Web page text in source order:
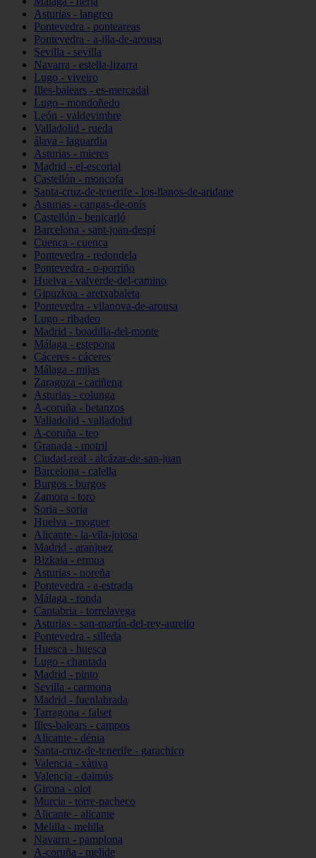
Asturias - langreo
Pontevedra - ponteareas
Pontevedra - a-illa-de-arousa
Sevilla - sevilla
Navarra - estella-lizarra
Lugo - viveiro
Illes-balears - es-mercadal
Lugo - mondoñedo
León - valdevimbre
Valladolid - rueda
álava - laguardia
Asturias - mieres
Madrid - el-escorial
Castellón - moncofa
Santa-cruz-de-tenerife - los-llanos-de-aridane
Asturias - cangas-de-onís
Castellón - benicarló
Barcelona - sant-joan-despí
Cuenca - cuenca
Pontevedra - redondela
Pontevedra - o-porriño
Huelva - valverde-del-camino
Gipuzkoa - aretxabaleta
Pontevedra - vilanova-de-arousa
Lugo - ribadeo
Madrid - boadilla-del-monte
Málaga - estepona
Cáceres - cáceres
Málaga - mijas
Zaragoza - cariñena
Asturias - colunga
A-coruña - betanzos
Valladolid - valladolid
A-coruña - teo
Granada - motril
Ciudad-real - alcázar-de-san-juan
Barcelona - calella
Burgos - burgos
Zamora - toro
Soria - soria
Huelva - moguer
Alicante - la-vila-joiosa
Madrid - aranjuez
Bizkaia - ermua
Asturias - noreña
Pontevedra - a-estrada
Málaga - ronda
Cantabria - torrelavega
Asturias - san-martín-del-rey-aurelio
Pontevedra - silleda
Huesca - huesca
Lugo - chantada
Madrid - pinto
Sevilla - carmona
Madrid - fuenlabrada
Tarragona - falset
Illes-balears - campos
Alicante - dénia
Santa-cruz-de-tenerife - garachico
Valencia - xàtiva
Valencia - daimús
Girona - olot
Murcia - torre-pacheco
Alicante - alicante
Melilla - melilla
Navarra - pamplona
A-coruña - melide